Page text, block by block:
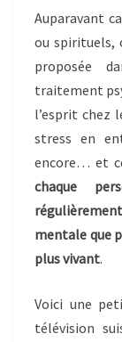
Auparavant
ou
proposée
traitement
l’esprit chez
stress en
encore… et
chaque
mentale que
plus vivant.
Voici une
télévision